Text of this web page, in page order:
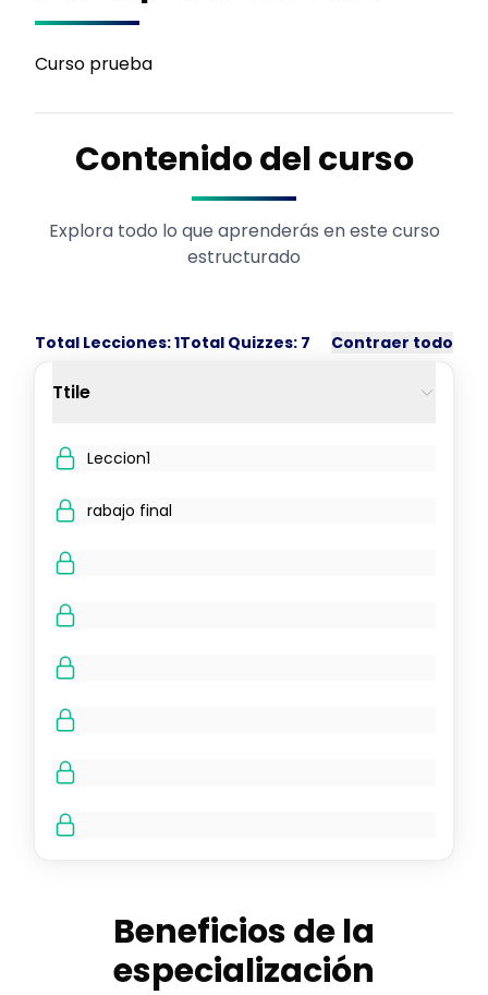
Curso prueba
Contenido del curso
Explora todo lo que aprenderás en este curso
estructurado
Total Lecciones:1Total Quizzes: 7 Contraer todo
Ttile
Leccion1
rabajo final
Beneficios de la
especialización